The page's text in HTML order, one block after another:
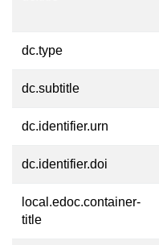
dc.type
dc.subtitle
dc.identifier.urn
dc.identifier.doi
local.edoc.container-
title